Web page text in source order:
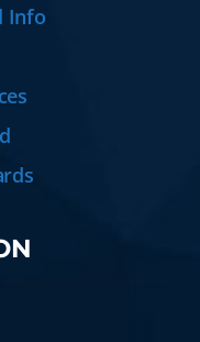
Info